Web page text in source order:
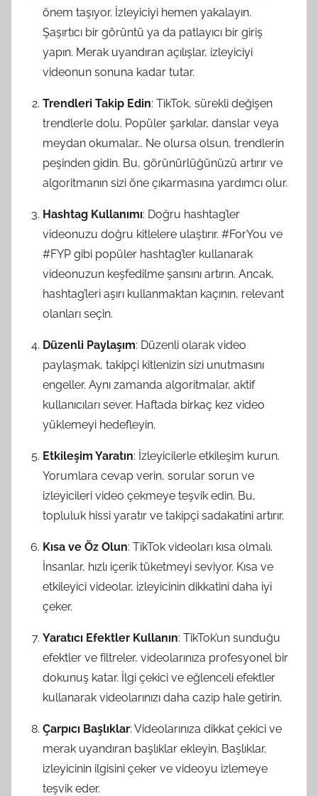
önem taşıyor. İzleyiciyi hemen yakalayın.
Şaşırtıcı bir görüntü ya da patlayıcı bir giriş
yapın. Merak uyandıran açılışlar, izleyiciyi
videonun sonuna kadar tutar.
Trendleri Takip Edin: TikTok, sürekli değişen
trendlerle dolu. Popüler şarkılar, danslar veya
meydan okumalar… Ne olursa olsun, trendlerin
peşinden gidin. Bu, görünürlüğünüzü artırır ve
algoritmanın sizi öne çıkarmasına yardımcı olur.
Hashtag Kullanımı: Doğru hashtag’ler
videonuzu doğru kitlelere ulaştırır. #ForYou ve
#FYP gibi popüler hashtag’ler kullanarak
videonuzun keşfedilme şansını artırın. Ancak,
hashtag’leri aşırı kullanmaktan kaçının, relevant
olanları seçin.
Düzenli Paylaşım: Düzenli olarak video
paylaşmak, takipçi kitlenizin sizi unutmasını
engeller. Aynı zamanda algoritmalar, aktif
kullanıcıları sever. Haftada birkaç kez video
yüklemeyi hedefleyin.
Etkileşim Yaratın: İzleyicilerle etkileşim kurun.
Yorumlara cevap verin, sorular sorun ve
izleyicileri video çekmeye teşvik edin. Bu,
topluluk hissi yaratır ve takipçi sadakatini artırır.
Kısa ve Öz Olun: TikTok videoları kısa olmalı.
İnsanlar, hızlı içerik tüketmeyi seviyor. Kısa ve
etkileyici videolar, izleyicinin dikkatini daha iyi
çeker.
Yaratıcı Efektler Kullanın: TikTok’un sunduğu
efektler ve filtreler, videolarınıza profesyonel bir
dokunuş katar. İlgi çekici ve eğlenceli efektler
kullanarak videolarınızı daha cazip hale getirin.
Çarpıcı Başlıklar: Videolarınıza dikkat çekici ve
merak uyandıran başlıklar ekleyin. Başlıklar,
izleyicinin ilgisini çeker ve videoyu izlemeye
teşvik eder.